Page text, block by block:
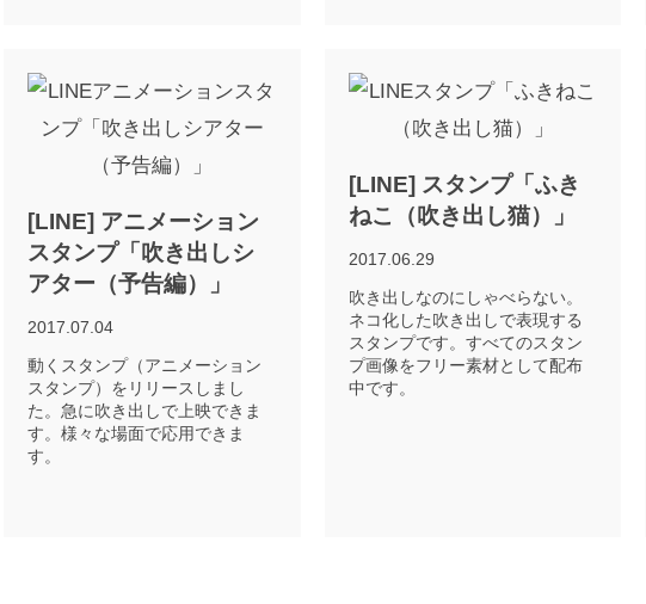
[LINE] アニメーション
スタンプ「吹き出しシ
アター（予告編）」
2017.07.04
動くスタンプ（アニメーション
スタンプ）をリリースしまし
た。急に吹き出しで上映できま
す。様々な場面で応用できま
す。
[LINE] スタンプ「ふき
ねこ（吹き出し猫）」
2017.06.29
吹き出しなのにしゃべらない。
ネコ化した吹き出しで表現する
スタンプです。すべてのスタン
プ画像をフリー素材として配布
中です。